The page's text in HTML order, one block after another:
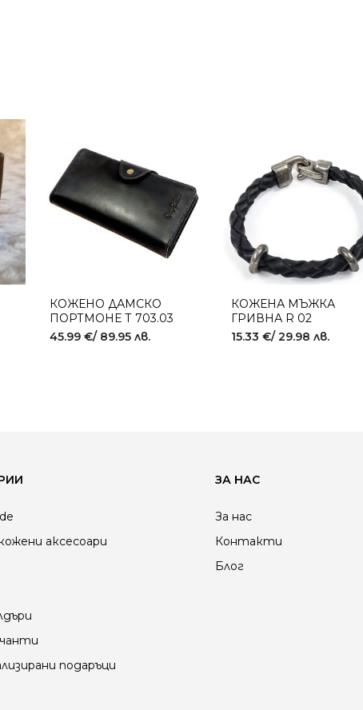
КОЖЕНО ДАМСКО
ПОРТМОНЕ Т 703.03
45.99 €/ 89.95 лв.
КОЖЕНА МЪЖКА
ГРИВНА R 02
15.33 €/ 29.98 лв.
аксесоари
подаръци
ЗА НАС
За нас
Контакти
Блог